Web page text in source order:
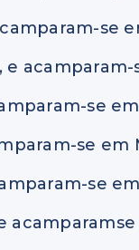
se
acamparam-
se
se em
se